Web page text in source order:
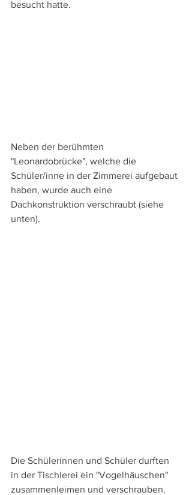
besucht hatte.
Neben der berühmten
"Leonardobrücke", welche die
Schüler/inne in der Zimmerei aufgebaut
haben, wurde auch eine
Dachkonstruktion verschraubt (siehe
unten).
Die Schülerinnen und Schüler durften
in der Tischlerei ein "Vogelhäuschen"
zusammenleimen und verschrauben.